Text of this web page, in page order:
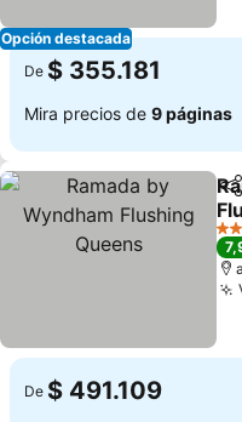
Opción destacada
De $ 355.181
Mira precios de 9 páginas
3
De $ 491.109